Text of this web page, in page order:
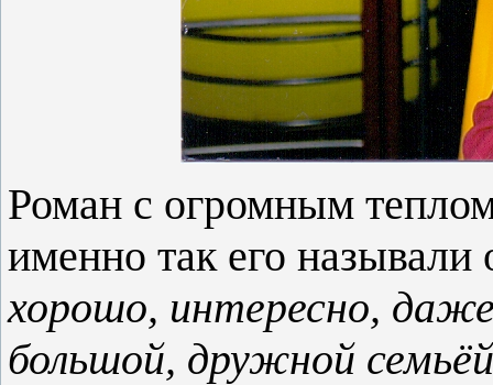
Роман с огромным
именно так его
хорошо, интересно, даже
большой, дружной семьёй